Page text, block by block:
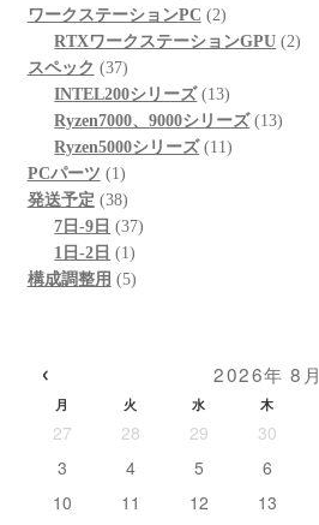
品
商
品
の
商
個
の
品
ワークステーションPC 22
個
商
品
RTXワークステーションGPU 22
スペック 3737
個
の
商
品
INTEL200シリーズ 1313
個
の
Ryzen7000、9000シリーズ 1313
Ryzen5000シリーズ 1111
PCパーツ 11
個
の
商
品
発送予定 3838
個
の
商
7日-9日 3737
1日-2日 11
個
構成調整用 55
‹ 2026年 8月
月 火 水 木
27 28 29 30
3
4 5 6
10
11 12 13